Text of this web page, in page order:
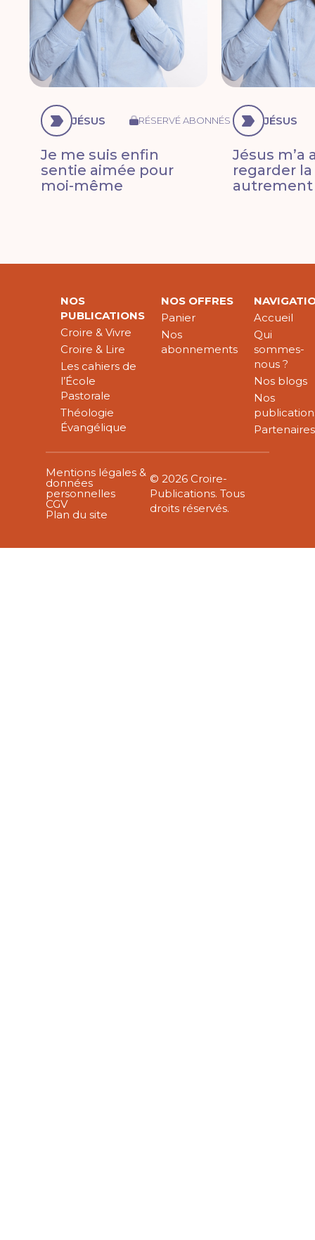
JÉSUS RÉSERVÉ ABONNÉS
Je me suis enfin
sentie aimée pour
moi-même
JÉSUS
Jésus m’a
regarder
autrement
NOS
PUBLICATIONS
Croire & Vivre
Croire & Lire
Les cahiers de
l’École
Pastorale
Théologie
Évangélique
NOS OFFRES
Panier
Nos
abonnements
Accueil
Qui
sommes-
nous ?
Nos blogs
Nos
Partenaires
Mentions légales &
données
personnelles
CGV
Plan du site
© 2026 Croire-
Publications. Tous
droits réservés.